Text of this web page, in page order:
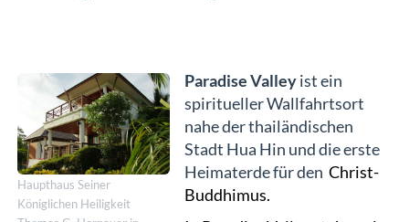
Haupthaus Seiner
Königlichen Heiligkeit
Paradise Valleyist ein
spiritueller Wallfahrtsort
nahe der thailändischen
Stadt Hua Hin und die erste
Heimaterde für den Christ-
Buddhimus.